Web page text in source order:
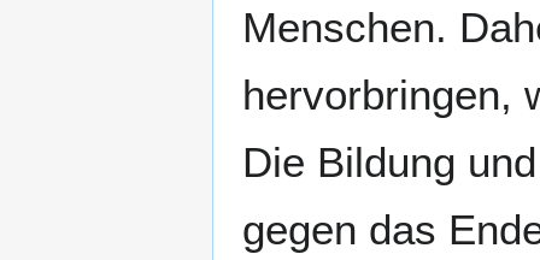
Menschen.
hervorbringen,
Die Bildung
gegen das